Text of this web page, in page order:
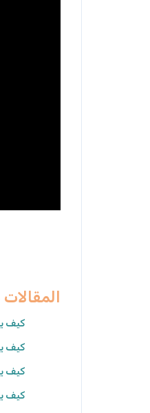
كيف
كيف
كيف
كيف